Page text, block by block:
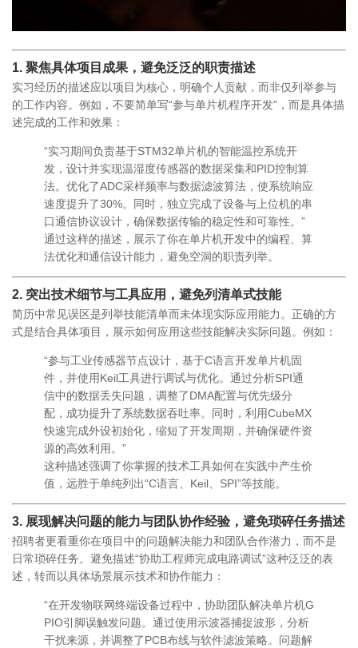
1. 聚焦具体项目成果，避免泛泛的职责描述
实习经历的描述应以项目为核心，明确个人贡献，而非仅列举参与
的工作内容。例如，不要简单写“参与单片机程序开发”，而是具体描
述完成的工作和效果：
“实习期间负责基于STM32单片机的智能温控系统开
发，设计并实现温湿度传感器的数据采集和PID控制算
法。优化了ADC采样频率与数据滤波算法，使系统响应
速度提升了30%。同时，独立完成了设备与上位机的串
口通信协议设计，确保数据传输的稳定性和可靠性。”
通过这样的描述，展示了你在单片机开发中的编程、算
法优化和通信设计能力，避免空洞的职责列举。
2. 突出技术细节与工具应用，避免列清单式技能
简历中常见误区是列举技能清单而未体现实际应用能力。正确的方
式是结合具体项目，展示如何应用这些技能解决实际问题。例如：
“参与工业传感器节点设计，基于C语言开发单片机固
件，并使用Keil工具进行调试与优化。通过分析SPI通
信中的数据丢失问题，调整了DMA配置与优先级分
配，成功提升了系统数据吞吐率。同时，利用CubeMX
快速完成外设初始化，缩短了开发周期，并确保硬件资
源的高效利用。”
这种描述强调了你掌握的技术工具如何在实践中产生价
值，远胜于单纯列出“C语言、Keil、SPI”等技能。
3. 展现解决问题的能力与团队协作经验，避免琐碎任务描述
招聘者更看重你在项目中的问题解决能力和团队合作潜力，而不是
日常琐碎任务。避免描述“协助工程师完成电路调试”这种泛泛的表
述，转而以具体场景展示技术和协作能力：
“在开发物联网终端设备过程中，协助团队解决单片机G
PIO引脚误触发问题。通过使用示波器捕捉波形，分析
干扰来源，并调整了PCB布线与软件滤波策略。问题解